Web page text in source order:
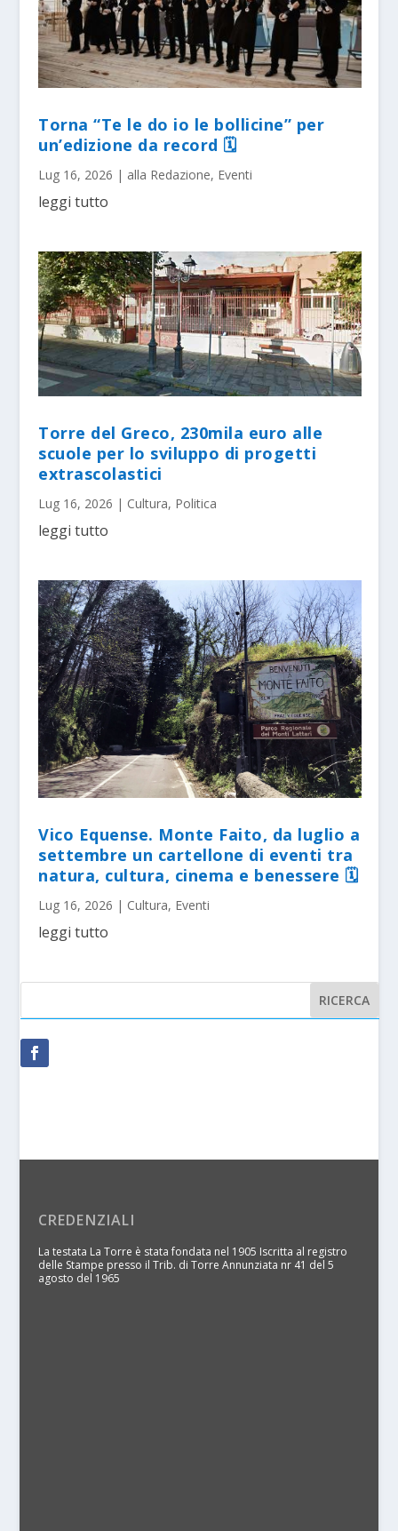
Torna “Te le do io le bollicine” per
un’edizione da record 🗓
Lug 16, 2026 | alla Redazione, Eventi
leggi tutto
Torre del Greco, 230mila euro alle
scuole per lo sviluppo di progetti
extrascolastici
Lug 16, 2026 | Cultura, Politica
leggi tutto
Vico Equense. Monte Faito, da luglio a
settembre un cartellone di eventi tra
natura, cultura, cinema e benessere 🗓
Lug 16, 2026 | Cultura, Eventi
leggi tutto
CREDENZIALI
La testata La Torre è stata fondata nel 1905 Iscritta al registro
delle Stampe presso il Trib. di Torre Annunziata nr 41 del 5
agosto del 1965